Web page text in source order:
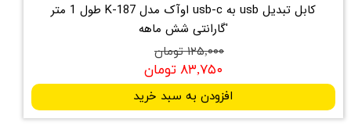
کابل تبدیل usb به usb-c اوآک مدل K-187 طول 1 متر
'گارانتی شش ماهه
۱۲۵,۰۰۰ تومان
۸۳,۷۵۰ تومان
افزودن به سبد خرید